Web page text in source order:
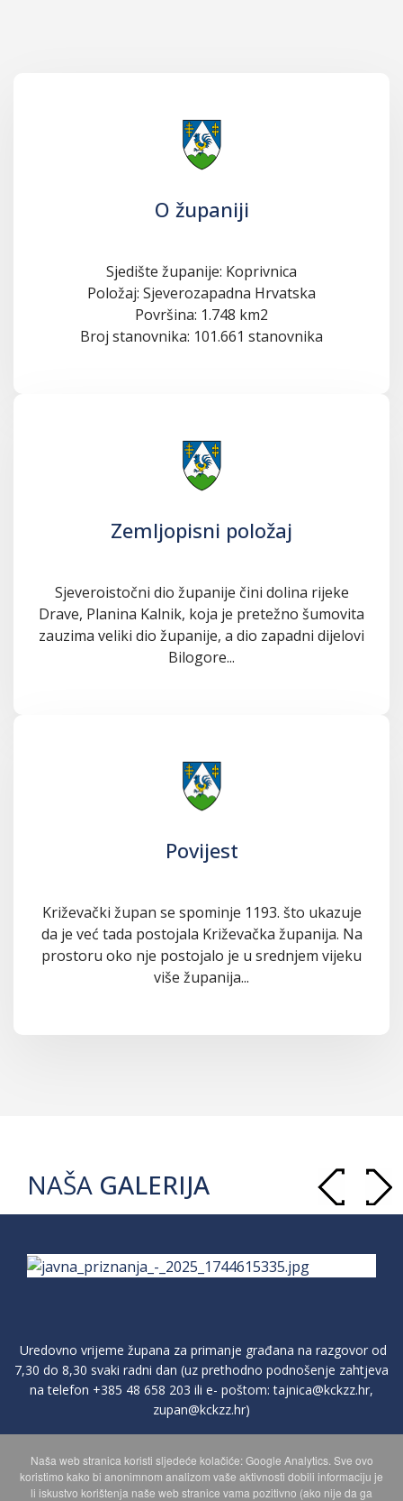
O županiji
Sjedište županije: Koprivnica
Položaj: Sjeverozapadna Hrvatska
Površina: 1.748 km2
Broj stanovnika: 101.661 stanovnika
Zemljopisni položaj
Sjeveroistočni dio županije čini dolina rijeke
Drave, Planina Kalnik, koja je pretežno šumovita
zauzima veliki dio županije, a dio zapadni dijelovi
Bilogore...
Povijest
Križevački župan se spominje 1193. što ukazuje
da je već tada postojala Križevačka županija. Na
prostoru oko nje postojalo je u srednjem vijeku
više županija...
NAŠA GALERIJA
Uredovno vrijeme župana za primanje građana na razgovor od
7,30 do 8,30 svaki radni dan (uz prethodno podnošenje zahtjeva
na telefon +385 48 658 203 ili e- poštom:tajnica@kckzz.hr,
zupan@kckzz.hr)
POLITIKA ZAŠTITE PRIVATNOSTI OSOBNIH PODATAKA
Naša web stranica koristi sljedeće kolačiće: Google Analytics. Sve ovo
koristimo kako bi anonimnom analizom vaše aktivnosti dobili informaciju je
li iskustvo korištenja naše web stranice vama pozitivno (ako nije da ga